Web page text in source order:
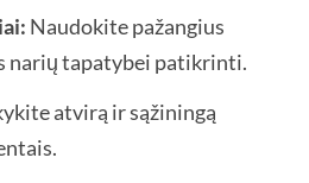
Naudokite pažangius
narių tapatybei patikrinti.
atvirą ir sąžiningą